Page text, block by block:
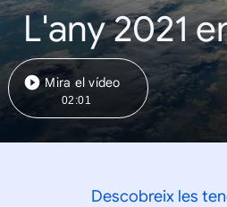
L'any 2021
Mira el vídeo
02:01
Descobreix les